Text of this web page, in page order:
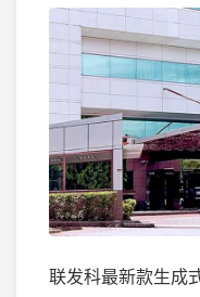
联发科最新款生成